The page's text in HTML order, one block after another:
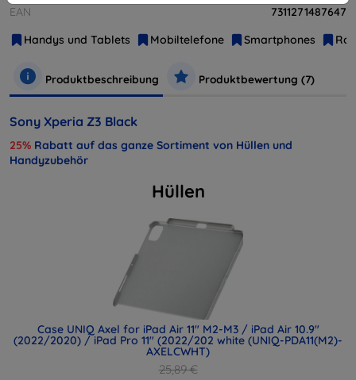
EAN
7311271487647
Handys und Tablets
Mobiltelefone Smartphones
Produktbeschreibung Produktbewertung (7)
Sony Xperia Z3 Black
25% Rabatt auf das ganze Sortiment von Hüllen und
Handyzubehör
Hüllen
Case UNIQ Axel for iPad Air 11" M2-M3 / iPad Air 10.9"
(2022/2020) / iPad Pro 11" (2022/202 white (UNIQ-PDA11(M2)-
AXELCWHT)
25,89 €